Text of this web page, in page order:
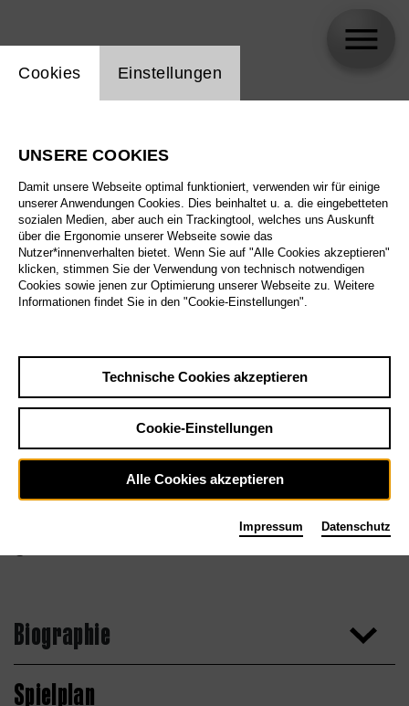
Biographie
Spielplan
Einstellung Website Cookie
Cookies Einstellungen
UNSERE COOKIES
Damit unsere Webseite optimal funktioniert, verwenden wir für einige
unserer Anwendungen Cookies. Dies beinhaltet u. a. die eingebetteten
sozialen Medien, aber auch ein Trackingtool, welches uns Auskunft
über die Ergonomie unserer Webseite sowie das
Nutzer*innenverhalten bietet. Wenn Sie auf "Alle Cookies akzeptieren"
klicken, stimmen Sie der Verwendung von technisch notwendigen
Cookies sowie jenen zur Optimierung unserer Webseite zu. Weitere
Informationen findet Sie in den "Cookie-Einstellungen".
Technische Cookies akzeptieren
Cookie-Einstellungen
Alle Cookies akzeptieren
Impressum Datenschutz